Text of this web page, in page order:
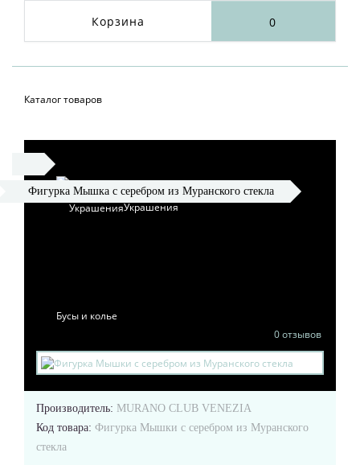
Корзина 0
Каталог товаров
Украшения
Бусы и колье
Кольца
Фигурка Мышка с серебром из Муранского стекла
0 отзывов
Производитель: MURANO CLUB VENEZIA
Код товара: Фигурка Мышки с серебром из Муранского
стекла